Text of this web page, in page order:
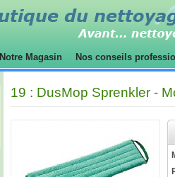
Notre Magasin Nos conseils
19 : DusMop Sprenkler -